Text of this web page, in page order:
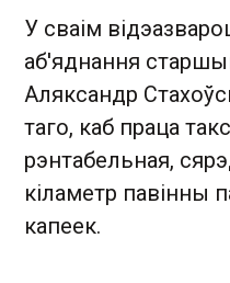
У сваім
аб'яднання
Аляксандр
таго, каб праца
рэнтабельная,
кіламетр павінны
капеек.